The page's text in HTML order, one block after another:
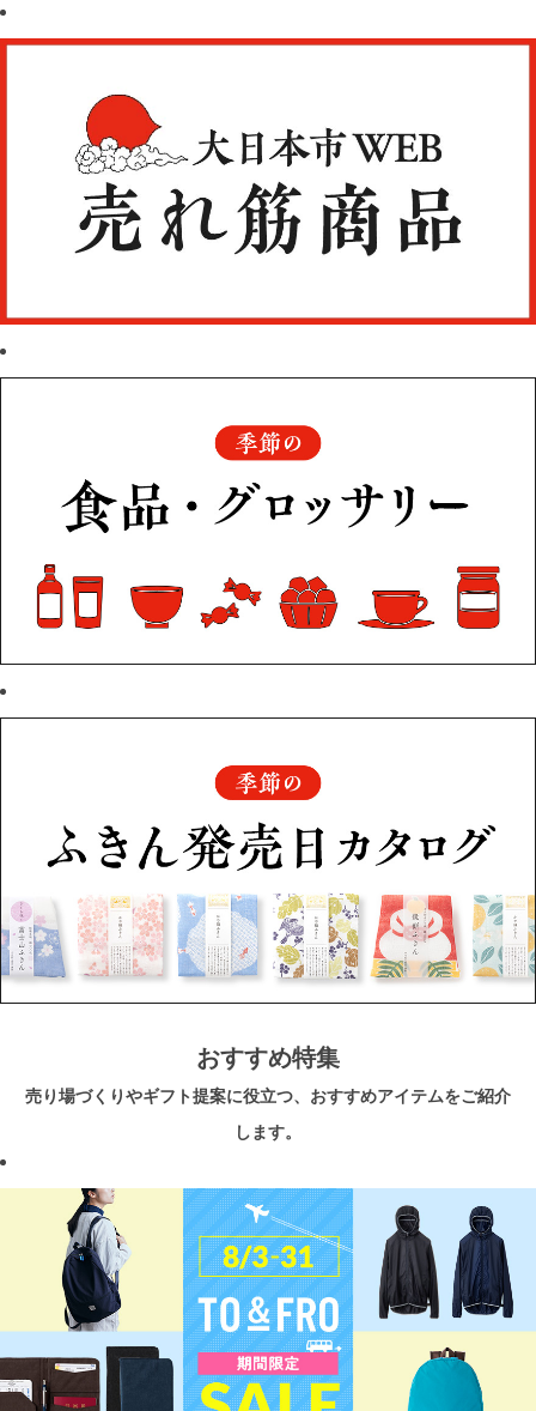
おすすめ特集
売り場づくりやギフト提案に役立つ、おすすめアイテムをご紹介
します。